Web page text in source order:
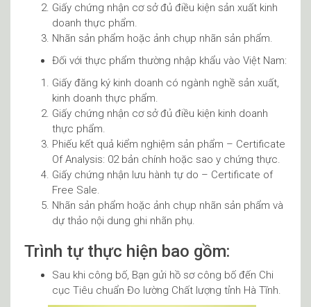
Giấy chứng nhận cơ sở đủ điều kiện sản xuất kinh
doanh thực phẩm.
Nhãn sản phẩm hoặc ảnh chụp nhãn sản phẩm.
Đối với thực phẩm thường nhập khẩu vào Việt Nam:
Giấy đăng ký kinh doanh có ngành nghề sản xuất,
kinh doanh thực phẩm.
Giấy chứng nhận cơ sở đủ điều kiện kinh doanh
thực phẩm.
Phiếu kết quả kiểm nghiệm sản phẩm – Certificate
Of Analysis: 02 bản chính hoặc sao y chứng thực.
Giấy chứng nhận lưu hành tự do – Certificate of
Free Sale.
Nhãn sản phẩm hoặc ảnh chụp nhãn sản phẩm và
dự thảo nội dung ghi nhãn phụ.
Trình tự thực hiện bao gồm:
Sau khi công bố, Bạn gửi hồ sơ công bố đến Chi
cục Tiêu chuẩn Đo lường Chất lượng tỉnh Hà Tĩnh.